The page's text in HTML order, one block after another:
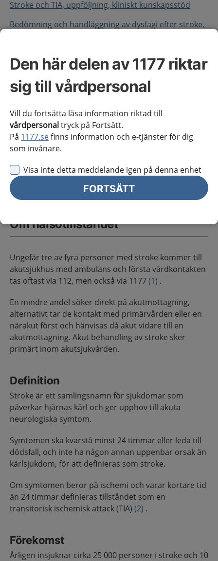
Den här delen av 1177 riktar
sig till vårdpersonal
Vill du fortsätta läsa information riktad till
vårdpersonaltryck på Fortsätt.
På 1177.sefinns information och e-tjänster för dig
som invånare.
Visa inte detta meddelande igen på denna enhet
FORTSÄTT
Stroke och TIA, uppföljning, kliniskt kunskapsstöd
Bedömning och handläggning av dysfagi efter stroke,
Handläggning av kryptogen stroke – slutning av PFO,
vårdriktlinje
Handläggning av reperfusionsbehandling vid
ischemisk stroke, vårdriktlinje
Ny rehabiliteringsbedömning efter stroke,
vårdriktlinje
Tidig understödd utskrivning från sjukhus med
Uppföljning efter stroke och TIA – Post-stroke-
checklistan, vårdriktlinje
Om hälsotillståndet
Ungefär tre av fyra personer med stroke kommer till
akutsjukhus med ambulans och första vårdkontakten
tas oftast via 112, men också via 1177(1) .
En mindre andel söker direkt på akutmottagning,
alternativt tar de kontakt med primärvården eller en
närakut först och hänvisas då akut vidare till en
akutmottagning. Akut behandling av stroke sker
primärt inom akutsjukvården.
Definition
Stroke är ett samlingsnamn för sjukdomar som
påverkar hjärnas kärl och ger upphov till akuta
neurologiska symtom.
Symtomen ska kvarstå minst 24 timmar eller leda till
dödsfall, och inte ha någon annan uppenbar orsak än
kärlsjukdom, för att definieras som stroke.
Om symtomen beror på ischemi och varar kortare tid
än 24 timmar definieras tillståndet som en
transitorisk ischemisk attack (TIA) (2) .
Förekomst
Årligen insjuknar cirka 25 000 personer i stroke och 10